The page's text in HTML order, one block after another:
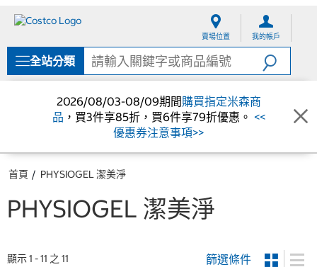
單
賣場位置 我的帳戶
全站分類
2026/08/03-08/09期間購買指定米森商
品 ，買3件享85折，買6件享79折優惠。 <<
優惠券注意事項>>
首頁 PHYSIOGEL 潔美淨
PHYSIOGEL 潔美淨
顯示 1 - 11 之 11 篩選條件